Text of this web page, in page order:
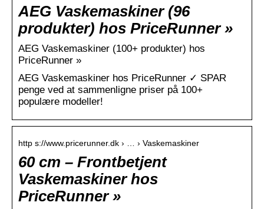
AEG Vaskemaskiner (96
produkter) hos PriceRunner »
AEG Vaskemaskiner (100+ produkter) hos
PriceRunner »
AEG Vaskemaskiner hos PriceRunner ✓ SPAR
penge ved at sammenligne priser på 100+
populære modeller!
http s://www.pricerunner.dk › … › Vaskemaskiner
60 cm – Frontbetjent
Vaskemaskiner hos
PriceRunner »